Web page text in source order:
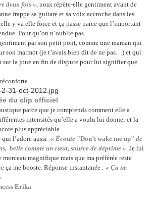
deux fois », nous répète-elle gentiment avant de
frappe sa guitare et sa voix accroche dans les
y va elle force et ça passe parce que l’important
Pour qu’on n’oublie pas.
par son petit pont, comme une maman qui
son marmot (je t’avais bien dit de ne pas…) et qui
sur la joue en fin de dispute pour lui signifier que
du clip officiel
parce que je comprends comment elle a
intensités qu’elle a voulu lui donner et la
plus appréciable.
l’adore aussi :« Écoute "Don’t wake me up" de
belle comme un cœur, source de déprime ». Je lui
magnifique mais que ma préférée reste
ça me booste. Réponse instantanée : « Ça ne
Erika